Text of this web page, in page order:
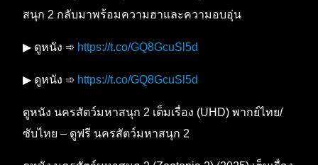
สนุก 2 กลับมาพร้อมความฮาและความอบอุ่น
▶ ดูหนัง ➾ https://t.co/GQ8GcuSl5d
▶ ดูหนัง ➾ https://t.co/GQ8GcuSl5d
ดูหนัง นครสัตว์มหาสนุก 2 เต็มเรื่อง (UHD) พากย์ไทย/
ซับไทย – ดูฟรี นครสัตว์มหาสนุก 2